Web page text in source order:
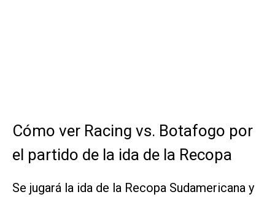
Cómo ver Racing vs. Botafogo por
el partido de la ida de la Recopa
Se jugará la ida de la Recopa Sudamericana y